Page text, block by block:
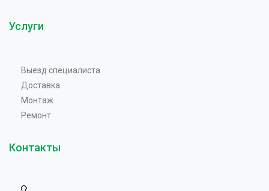
Услуги
Выезд специалиста
Доставка
Монтаж
Ремонт
Контакты